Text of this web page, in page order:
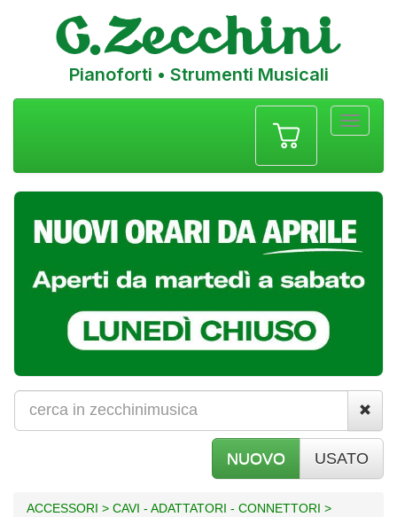
Pianoforti • Strumenti Musicali
NUOVO USATO
ACCESSORI > CAVI - ADATTATORI - CONNETTORI >